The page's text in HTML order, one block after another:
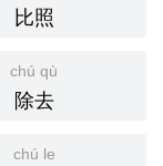
比照
chú qù
除去
chú le